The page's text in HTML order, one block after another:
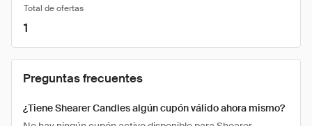
Total de ofertas
1
Preguntas frecuentes
¿Tiene Shearer Candles algún cupón válido ahora mismo?